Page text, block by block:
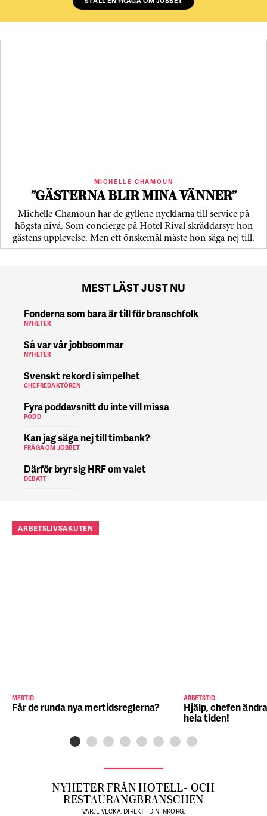
MICHELLE CHAMOUN
”GÄSTERNA BLIR MINA VÄNNER”
Michelle Chamoun har de gyllene nycklarna till service på
högsta nivå. Som concierge på Hotel Rival skräddarsyr hon
gästens upp­levelse. Men ett önskemål måste hon säga nej till.
MEST LÄST JUST NU
Fonderna som bara är till för branschfolk
NYHETER
Så var vår jobbsommar
NYHETER
Svenskt rekord i simpelhet
CHEFREDAKTÖREN
Fyra poddavsnitt du inte vill missa
PODD
Kan jag säga nej till timbank?
FRÅGA OM JOBBET
Därför bryr sig HRF om valet
DEBATT
ARBETSLIVSAKUTEN
MERTID
Får de runda nya mertidsreglerna?
ARBETSTID
Hjälp, chefen
hela tiden!
NYHETER FRÅN HOTELL- OCH
RESTAURANGBRANSCHEN
VARJE VECKA, DIREKT I DIN INKORG.